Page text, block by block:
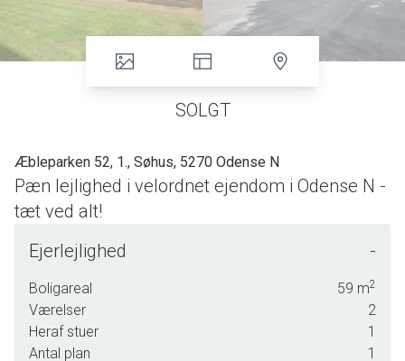
SOLGT
Æbleparken 52, 1., Søhus, 5270 Odense N
Pæn lejlighed i velordnet ejendom i Odense N -
tæt ved alt!
grønne områder med legeplads og mindre sø. Tæt ved bybus/stoppested,
skole, Søhuscentret ( indkøb, kiosk, posthus m.v. ). En velbeliggende
lejlighed i cykelafstand til Odense City.
Ejerlejlighed -
Boligareal 59 m2
Værelser
2
Heraf stuer
1
Antal plan
1